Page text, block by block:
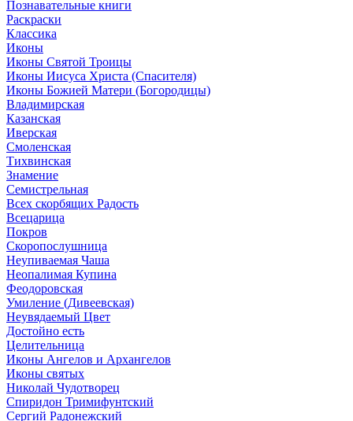
Познавательные книги
Раскраски
Классика
Иконы
Иконы Святой Троицы
Иконы Иисуса Христа (Спасителя)
Иконы Божией Матери (Богородицы)
Владимирская
Казанская
Иверская
Смоленская
Тихвинская
Знамение
Семистрельная
Всех скорбящих Радость
Всецарица
Покров
Скоропослушница
Неупиваемая Чаша
Неопалимая Купина
Феодоровская
Умиление (Дивеевская)
Неувядаемый Цвет
Достойно есть
Целительница
Иконы Ангелов и Архангелов
Иконы святых
Николай Чудотворец
Спиридон Тримифунтский
Сергий Радонежский